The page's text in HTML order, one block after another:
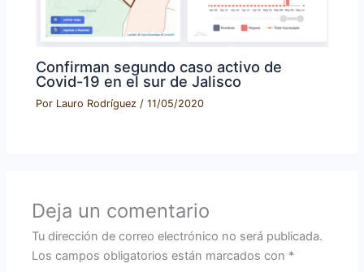
Confirman segundo caso activo de
Covid-19 en el sur de Jalisco
Por Lauro Rodríguez /11/05/2020
Deja un comentario
Tu dirección de correo electrónico no será publicada.
Los campos obligatorios están marcados con *